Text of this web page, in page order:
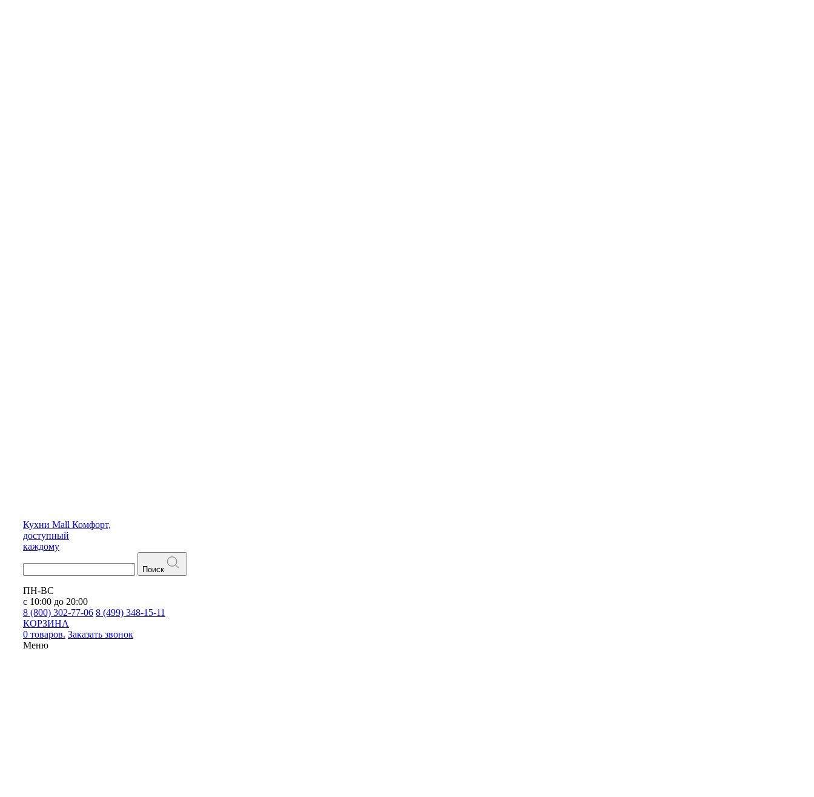
Кухни Mall Комфорт,
доступный
каждому
Поиск
ПН-ВС
с 10:00 до 20:00
8 (800) 302-77-06 8 (499) 348-15-11
КОРЗИНА
0 товаров. Заказать звонок
Меню